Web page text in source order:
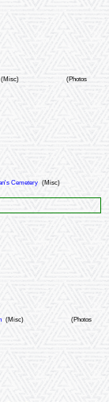
(Misc)
(Photos
Cemetery (Misc)
(Misc)
(Photos